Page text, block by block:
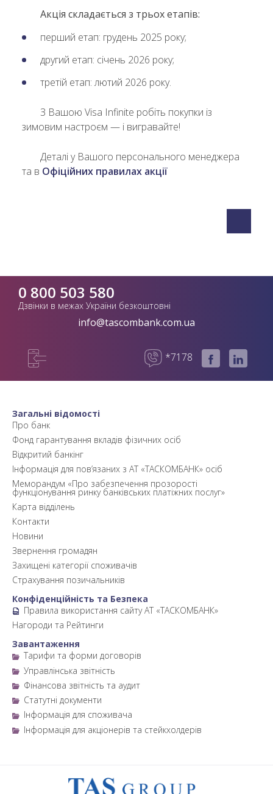
Акція складається з трьох етапів:
перший етап: грудень 2025 року;
другий етап: січень 2026 року;
третій етап: лютий 2026 року.
З Вашою Visa Infinite робіть покупки із
зимовим настроєм — і вигравайте!
Деталі у Вашого персонального менеджера
та в Офіційних правилах акції
0 800 503 580
Дзвінки в межах України безкоштовні
info@tascombank.com.ua
*7178
Загальні відомості
Про банк
Фонд гарантування вкладів фізичних осіб
Відкритий банкінг
Інформація для пов’язаних з АТ «ТАСКОМБАНК» осіб
Меморандум «Про забезпечення прозорості
функціонування ринку банківських платіжних послуг»
Карта відділень
Контакти
Новини
Звернення громадян
Захищені категорії споживачів
Страхування позичальників
Конфіденційність та Безпека
Правила використання сайту АТ «ТАСКОМБАНК»
Нагороди та Рейтинги
Завантаження
Тарифи та форми договорів
Управлінська звітність
Фінансова звітність та аудит
Статутні документи
Інформація для споживача
Інформація для акціонерів та стейкхолдерів